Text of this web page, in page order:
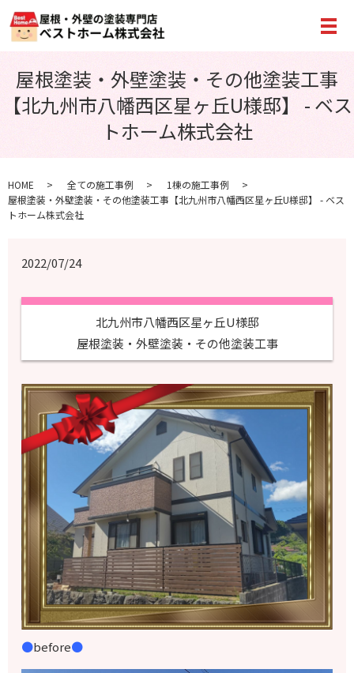
メ
屋根塗装・外壁塗装・その他塗装工事
【北九州市八幡西区星ヶ丘U様邸】 - ベス
トホーム株式会社
HOME 全ての施工事例
1棟の施工事例
屋根塗装・外壁塗装・その他塗装工事【北九州市八幡西区星ヶ丘U様邸】 - ベス
トホーム株式会社
2022/07/24
北九州市八幡西区星ヶ丘U様邸
屋根塗装・外壁塗装・その他塗装工事
●before●